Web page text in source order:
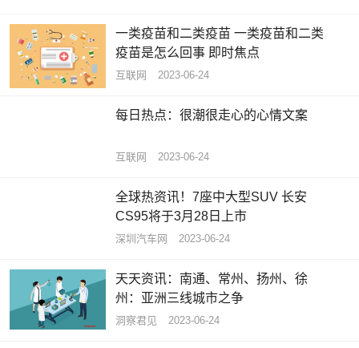
一类疫苗和二类疫苗 一类疫苗和二类
疫苗是怎么回事 即时焦点
互联网 2023-06-24
每日热点：很潮很走心的心情文案
互联网 2023-06-24
全球热资讯！7座中大型SUV 长安
CS95将于3月28日上市
深圳汽车网 2023-06-24
天天资讯：南通、常州、扬州、徐
州：亚洲三线城市之争
洞察君见 2023-06-24